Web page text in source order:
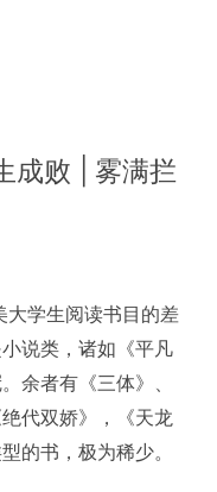
成败 | 雾满拦
大学生阅读书目的差
说类，诸如《平凡
余者有《三体》、
代双娇》，《天龙
的书，极为稀少。